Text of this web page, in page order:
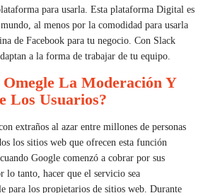
para usarla. Esta plataforma Digital es
al menos por la comodidad para usarla
de Facebook para tu negocio. Con Slack
a la forma de trabajar de tu equipo.
Omegle La Moderación Y
Los Usuarios?
extraños al azar entre millones de personas
los sitios web que ofrecen esta función
Google comenzó a cobrar por sus
lo tanto, hacer que el servicio sea
para los propietarios de sitios web. Durante